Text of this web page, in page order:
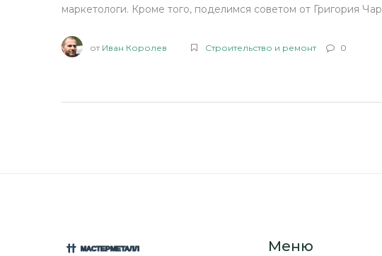
маркетологи. Кроме того, поделимся советом от Григория
от Иван Королев Строительство и ремонт 0
Меню